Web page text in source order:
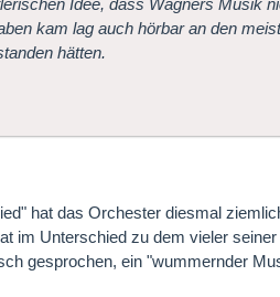
Idee, dass Wagners Musik
kam lag auch hörbar an den
hätten.
hat das Orchester diesmal
im Unterschied zu dem vieler
gesprochen, ein "wummernder